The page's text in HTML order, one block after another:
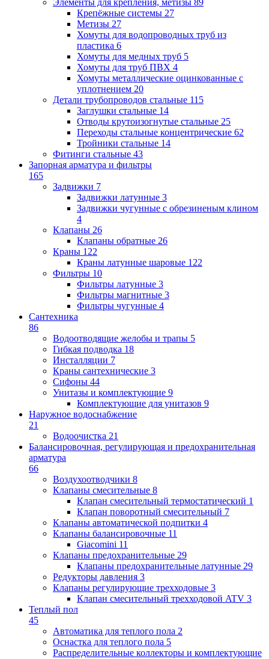
Крепёжные системы 27
Метизы 27
Хомуты для водопроводных труб из
пластика 6
Хомуты для медных труб 5
Хомуты для труб ПВХ 4
Хомуты металлические оцинкованные с
уплотнением 20
Детали трубопроводов стальные 115
Заглушки стальные 14
Отводы крутоизогнутые стальные 25
Переходы стальные концентрические 62
Тройники стальные 14
Фитинги стальные 43
Запорная арматура и фильтры
165
Задвижки 7
Задвижки латунные 3
Задвижки чугунные с обрезиненым клином
4
Клапаны 26
Клапаны обратные 26
Краны 122
Краны латунные шаровые 122
Фильтры 10
Фильтры латунные 3
Фильтры магнитные 3
Фильтры чугунные 4
Сантехника
86
Водоотводящие желобы и трапы 5
Гибкая подводка 18
Инсталляции 7
Краны сантехнические 3
Сифоны 44
Унитазы и комплектующие 9
Комплектующие для унитазов 9
Наружное водоснабжение
21
Водоочистка 21
Балансировочная, регулирующая и предохранительная
арматура
66
Воздухоотводчики 8
Клапаны cмесительные 8
Клапан cмесительный термостатический 1
Клапан поворотный cмесительный 7
Клапаны автоматической подпитки 4
Клапаны балансировочные 11
Giacomini 11
Клапаны предохранительные 29
Клапаны предохранительные латунные 29
Редукторы давления 3
Клапаны регулирующие трехходовые 3
Клапан смесительный трехходовой ATV 3
Теплый пол
45
Автоматика для теплого пола 2
Оснастка для теплого пола 5
Распределительные коллекторы и комплектующие